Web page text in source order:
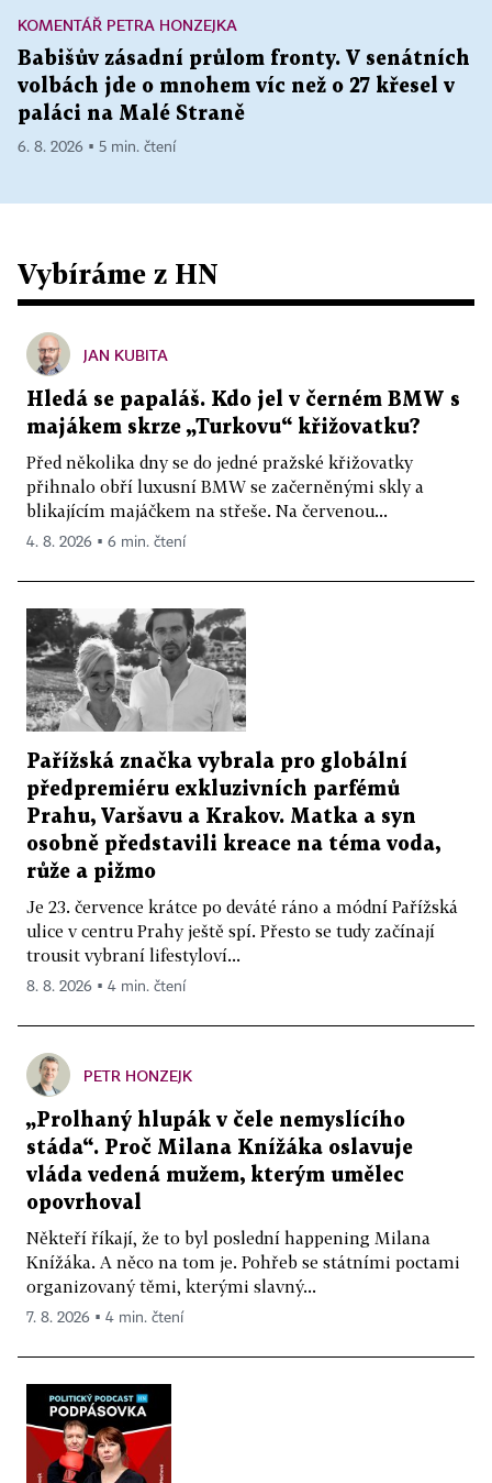
KOMENTÁŘ PETRA HONZEJKA
Babišův zásadní průlom fronty. V senátních
volbách jde o mnohem víc než o 27 křesel v
paláci na Malé Straně
6. 8. 2026 ▪ 5 min. čtení
Vybíráme z HN
JAN KUBITA
Hledá se papaláš. Kdo jel v černém BMW s
majákem skrze „Turkovu“ křižovatku?
Před několika dny se do jedné pražské křižovatky
přihnalo obří luxusní BMW se začerněnými skly a
blikajícím majáčkem na střeše. Na červenou...
4. 8. 2026 ▪ 6 min. čtení
Pařížská značka vybrala pro globální
předpremiéru exkluzivních parfémů
Prahu, Varšavu a Krakov. Matka a syn
osobně představili kreace na téma voda,
růže a pižmo
Je 23. července krátce po deváté ráno a módní Pařížská
ulice v centru Prahy ještě spí. Přesto se tudy začínají
trousit vybraní lifestyloví...
8. 8. 2026 ▪ 4 min. čtení
PETR HONZEJK
„Prolhaný hlupák v čele nemyslícího
stáda“. Proč Milana Knížáka oslavuje
vláda vedená mužem, kterým umělec
opovrhoval
Někteří říkají, že to byl poslední happening Milana
Knížáka. A něco na tom je. Pohřeb se státními poctami
organizovaný těmi, kterými slavný...
7. 8. 2026 ▪ 4 min. čtení